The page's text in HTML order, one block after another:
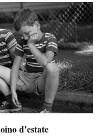
d’estate